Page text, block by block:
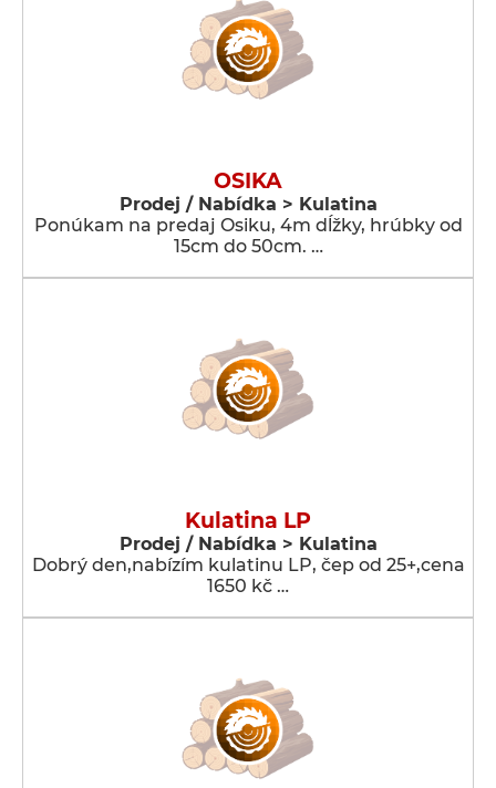
OSIKA
Prodej / Nabídka > Kulatina
Ponúkam na predaj Osiku, 4m dĺžky, hrúbky od
15cm do 50cm. …
Kulatina LP
Prodej / Nabídka > Kulatina
Dobrý den,nabízím kulatinu LP, čep od 25+,cena
1650 kč …